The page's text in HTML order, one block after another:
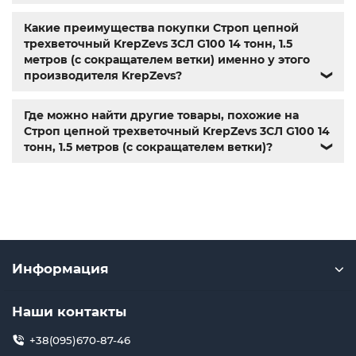
Какие преимущества покупки Строп цепной
трехветочный KrepZevs 3СЛ G100 14 тонн, 1.5
метров (с сокращателем ветки) именно у этого
производителя KrepZevs?
❯
Где можно найти другие товары, похожие на
Строп цепной трехветочный KrepZevs 3СЛ G100 14
тонн, 1.5 метров (с сокращателем ветки)?
❯
Информация
Наши контакты
+38(095)670-87-46